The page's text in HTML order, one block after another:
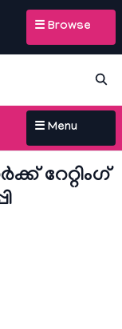
☰ Browse
☰ Menu
റേറ്റിംഗ്